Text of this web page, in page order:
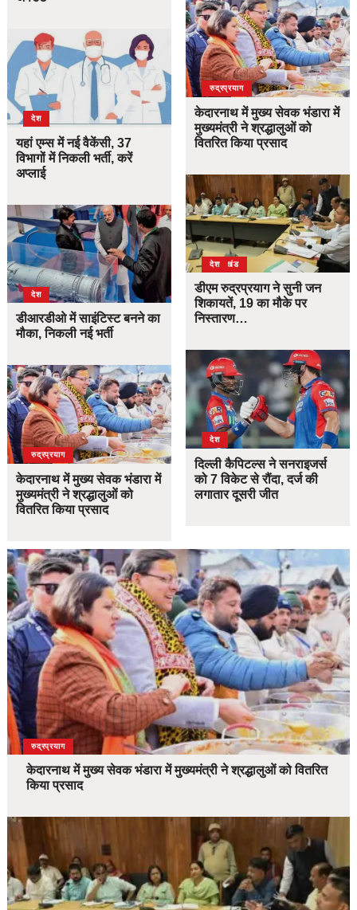
देश
यहां एम्स में नई वैकेंसी, 37
विभागों में निकली भर्ती, करें
अप्लाई
देश
डीआरडीओ में साइंटिस्ट बनने का
मौका, निकली नई भर्ती
उत्तराखंड
देश
रुद्रप्रयाग
केदारनाथ में मुख्य सेवक भंडारा में
मुख्यमंत्री ने श्रद्धालुओं को
वितरित किया प्रसाद
उत्तराखंड
देश
रुद्रप्रयाग
केदारनाथ में मुख्य सेवक भंडारा में
मुख्यमंत्री ने श्रद्धालुओं को
वितरित किया प्रसाद
उत्तराखंड
देश
डीएम रुद्रप्रयाग ने सुनी जन
शिकायतें, 19 का मौके पर
निस्तारण…
देश
दिल्ली कैपिटल्स ने सनराइजर्स
को 7 विकेट से रौंदा, दर्ज की
लगातार दूसरी जीत
उत्तराखंड
देश
रुद्रप्रयाग
केदारनाथ में मुख्य सेवक भंडारा में मुख्यमंत्री ने श्रद्धालुओं को वितरित
किया प्रसाद